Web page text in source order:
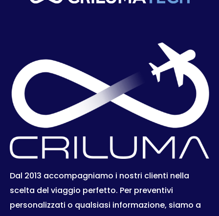
Dal 2013 accompagniamo i nostri clienti nella
scelta del viaggio perfetto. Per preventivi
personalizzati o qualsiasi informazione, siamo a